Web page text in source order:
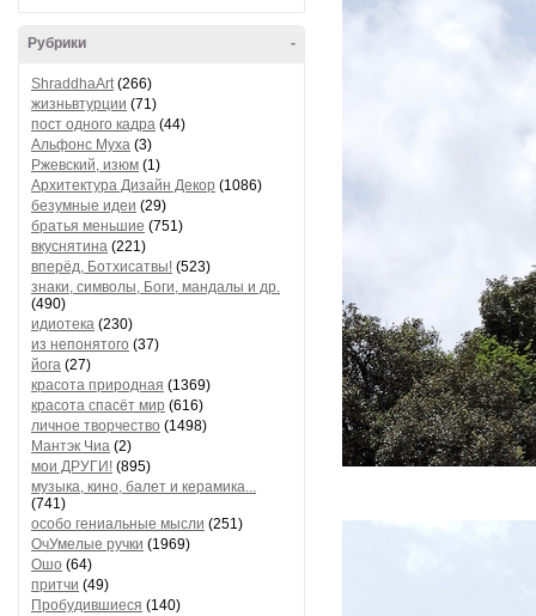
-
Рубрики
ShraddhaArt(266)
жизньвтурции (71)
пост одного кадра (44)
Альфонс Муха (3)
Ржевский, изюм (1)
Архитектура Дизайн Декор (1086)
безумные идеи (29)
братья меньшие (751)
вкуснятина (221)
вперёд, Ботхисатвы! (523)
знаки, символы, Боги, мандалы и др.
(490)
идиотека (230)
из непонятого (37)
йога (27)
красота природная (1369)
красота спасёт мир (616)
личное творчество (1498)
Мантэк Чиа (2)
мои ДРУГИ! (895)
музыка, кино, балет и керамика...
(741)
особо гениальные мысли (251)
ОчУмелые ручки (1969)
Ошо (64)
притчи (49)
Пробудившиеся (140)